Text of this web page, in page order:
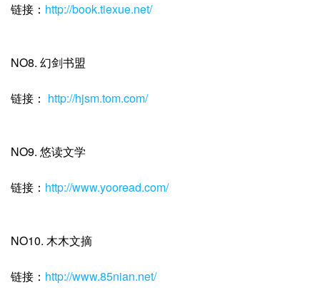
链接： http://book.tiexue.net/
NO8. 幻剑书盟
链接： http://hjsm.tom.com/
NO9. 悠读文学
链接： http://www.yooread.com/
NO10. 木木文摘
链接： http://www.85nian.net/